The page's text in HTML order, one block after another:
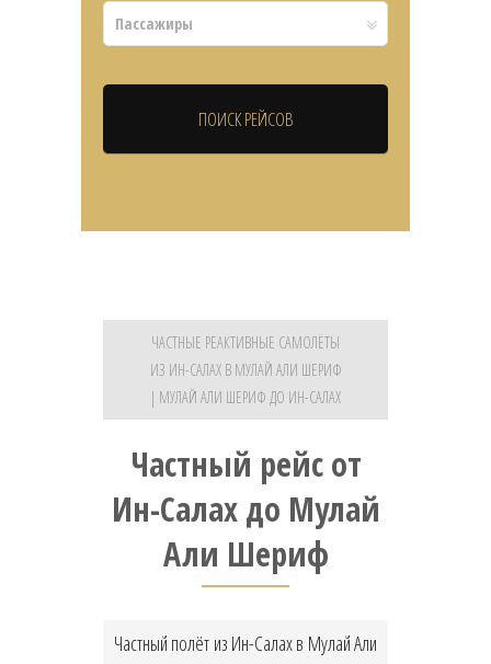
ЧАСТНЫЕ РЕАКТИВНЫЕ САМОЛЁТЫ
ИЗ ИН-САЛАХ В МУЛАЙ АЛИ ШЕРИФ
| МУЛАЙ АЛИ ШЕРИФ ДО ИН-САЛАХ
Частный рейс от
Ин-Салах до Мулай
Али Шериф
Частный полёт из Ин-Салах в Мулай Али